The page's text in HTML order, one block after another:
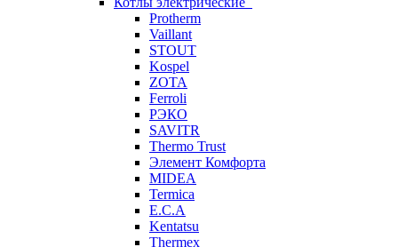
Protherm
Vaillant
STOUT
Kospel
ZOTA
Ferroli
РЭКО
SAVITR
Thermo Trust
Элемент Комфорта
MIDEA
Termica
E.C.A
Kentatsu
Thermex